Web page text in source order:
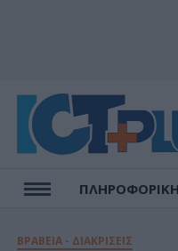
ΠΛΗΡΟΦΟΡΙΚΗ
ΒΡΑΒΕΙΑ - ΔΙΑΚΡΙΣΕΙΣ